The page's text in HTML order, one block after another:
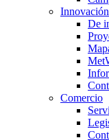
De
Comercio